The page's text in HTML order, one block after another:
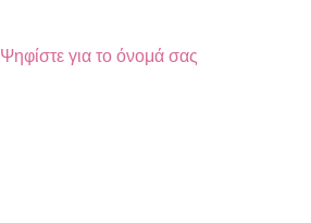
Ψηφίστε για το όνομά σας